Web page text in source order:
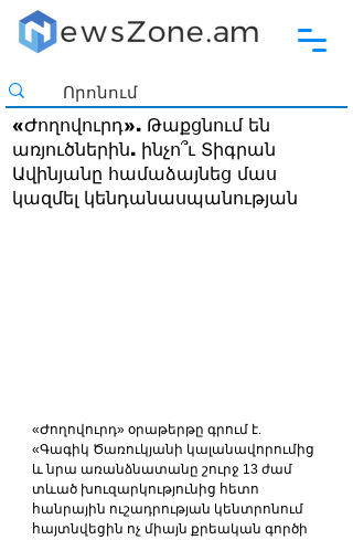
«Ժողովուրդ». Թաքցնում են
առյուծներին. ինչո՞ւ Տիգրան
Ավինյանը համաձայնեց մաս
կազմել կենդանասպանության
«Ժողովուրդ» օրաթերթը գրում է.
«Գագիկ Ծառուկյանի կալանավորումից
և նրա առանձնատանը շուրջ 13 ժամ
տևած խուզարկությունից հետո
հանրային ուշադրության կենտրոնում
հայտնվեցին ոչ միայն քրեական գործի